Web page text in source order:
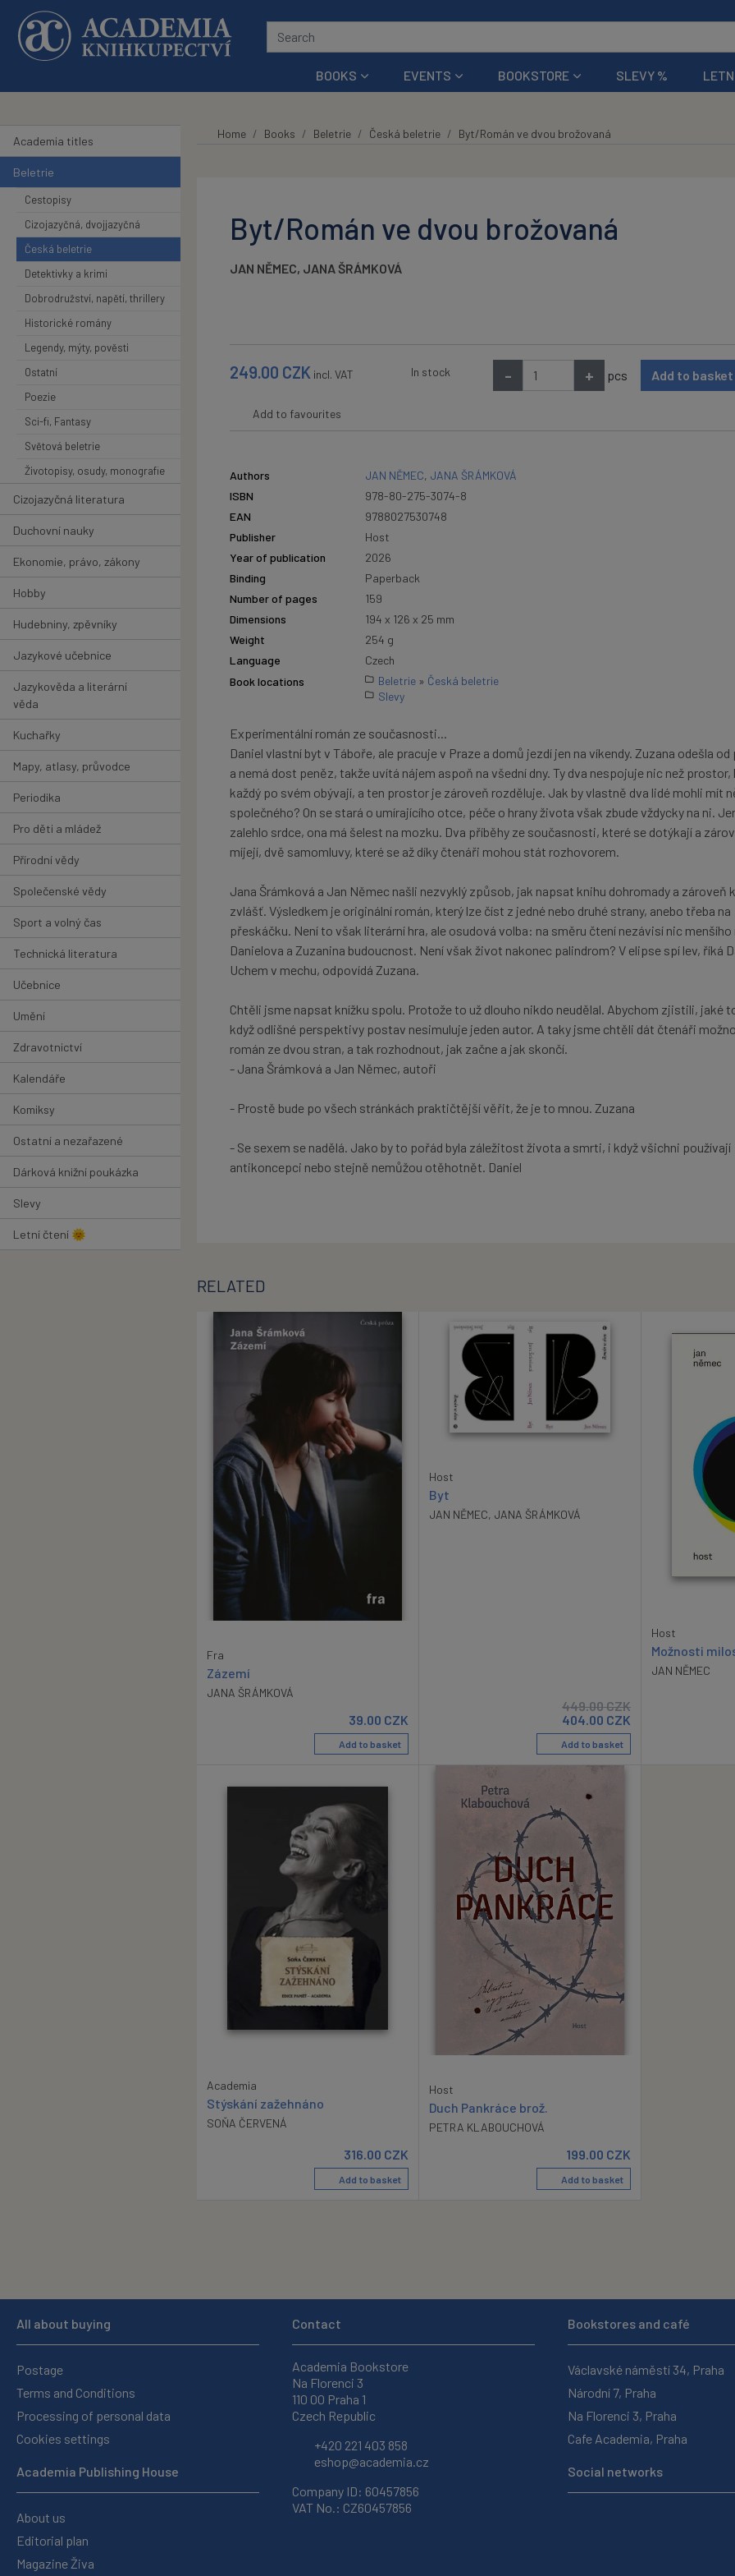
Skip to main content
BOOKS EVENTS BOOKSTORE SLEVY %
Academia titles
Beletrie
Cestopisy
Cizojazyčná, dvojjazyčná
Česká beletrie
Detektivky a krimi
Dobrodružství, napětí, thrillery
Historické romány
Legendy, mýty, pověsti
Ostatní
Poezie
Sci-fi, Fantasy
Světová beletrie
Životopisy, osudy, monografie
Cizojazyčná literatura
Duchovní nauky
Ekonomie, právo, zákony
Hobby
Hudebniny, zpěvníky
Jazykové učebnice
Jazykověda a literární
věda
Kuchařky
Mapy, atlasy, průvodce
Periodika
Pro děti a mládež
Přírodní vědy
Společenské vědy
Sport a volný čas
Technická literatura
Učebnice
Umění
Zdravotnictví
Kalendáře
Komiksy
Ostatní a nezařazené
Dárková knižní poukázka
Slevy
Letní čtení 🌞
Home Books Beletrie Česká beletrie Byt/Román ve dvou brožovaná
Byt/Román ve dvou brožovaná
JAN NĚMEC, JANA ŠRÁMKOVÁ
249.00 CZK incl. VAT In stock - + pcs Add to basket
Add to favourites
Authors JAN NĚMEC, JANA ŠRÁMKOVÁ
ISBN
978-80-275-3074-8
EAN
9788027530748
Publisher
Host
Year of publication
2026
Binding
Paperback
Number of pages
159
Dimensions
194 x 126 x 25 mm
Weight
254 g
Language
Czech
Book locations
Beletrie » Česká beletrie
Slevy
Experimentální román ze současnosti...
Daniel vlastní byt v Táboře, ale pracuje v Praze a domů jezdí jen na víkendy. Zuzana odešla
a nemá dost peněz, takže uvítá nájem aspoň na všední dny. Ty dva nespojuje nic než prostor,
každý po svém obývají, a ten prostor je zároveň rozděluje. Jak by vlastně dva lidé mohli mít
společného? On se stará o umírajícího otce, péče o hrany života však zbude vždycky na ni.
zalehlo srdce, ona má šelest na mozku. Dva příběhy ze současnosti, které se dotýkají a
míjejí, dvě samomluvy, které se až díky čtenáři mohou stát rozhovorem.
Jana Šrámková a Jan Němec našli nezvyklý způsob, jak napsat knihu dohromady a zároveň
zvlášť. Výsledkem je originální román, který lze číst z jedné nebo druhé strany, anebo třeba na
přeskáčku. Není to však literární hra, ale osudová volba: na směru čtení nezávisí nic menšího
Danielova a Zuzanina budoucnost. Není však život nakonec palindrom? V elipse spí lev, říká
Uchem v mechu, odpovídá Zuzana.
Chtěli jsme napsat knížku spolu. Protože to už dlouho nikdo neudělal. Abychom zjistili, jaké
když odlišné perspektivy postav nesimuluje jeden autor. A taky jsme chtěli dát čtenáři
román ze dvou stran, a tak rozhodnout, jak začne a jak skončí.
- Jana Šrámková a Jan Němec, autoři
- Prostě bude po všech stránkách praktičtější věřit, že je to mnou. Zuzana
- Se sexem se nadělá. Jako by to pořád byla záležitost života a smrti, i když všichni používají
antikoncepci nebo stejně nemůžou otěhotnět. Daniel
RELATED
Fra
Zázemí
JANA ŠRÁMKOVÁ
39.00 CZK
Add to basket
Host
Byt
JAN NĚMEC, JANA ŠRÁMKOVÁ
449.00CZK
404.00 CZK
Add to basket
Host
Možnosti
JAN NĚMEC
Academia
Stýskání zažehnáno
SOŇA ČERVENÁ
316.00 CZK
Add to basket
Host
Duch Pankráce brož.
PETRA KLABOUCHOVÁ
199.00 CZK
Add to basket
All about buying
Postage
Terms and Conditions
Processing of personal data
Cookies settings
Academia Publishing House
About us
Editorial plan
Magazine Živa
Contact
Academia Bookstore
Na Florenci 3
110 00 Praha 1
Czech Republic
+420 221 403 858
eshop@academia.cz
Company ID: 60457856
VAT No.: CZ60457856
Bookstores and café
Václavské náměstí 34, Praha
Národní 7, Praha
Na Florenci 3, Praha
Cafe Academia, Praha
Social networks